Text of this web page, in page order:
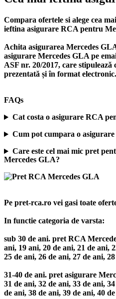
Compara ofertele si alege cea
ieftina asigurare RCA pentru
Achita asigurarea Mercedes
asigurare Mercedes GLA pe
ASF nr. 20/2017, care
prezentată și în format electronic.
FAQs
Cat costa o asigurare RCA
Cum pot cumpara o
Care este cel mai mic pret
Mercedes GLA?
Pe pret-rca.ro vei gasi toate
In functie categoria de varsta:
sub 30 de ani. pret RCA
ani, 19 ani, 20 de ani, 21 de ani,
25 de ani, 26 de ani, 27 de ani,
31-40 de ani. pret asigurare
31 de ani, 32 de ani, 33 de ani,
de ani, 38 de ani, 39 de ani, 40